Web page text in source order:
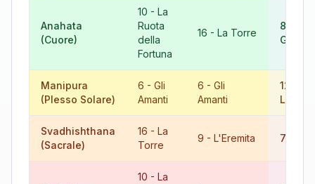
Anahata
(Cuore)
10 - La
Ruota
della
Fortuna
16 - La Torre
8
Manipura
(Plesso Solare)
6 - Gli
Amanti
6 - Gli
Amanti
12
Svadhishthana
(Sacrale)
16 - La
Torre
9 - L'Eremita 7
10 - La